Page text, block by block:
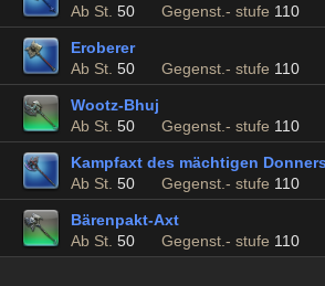
Ab St. 50 Gegenst.- stufe 110
Eroberer
Ab St. 50 Gegenst.- stufe 110
Wootz-Bhuj
Ab St. 50 Gegenst.- stufe 110
Kampfaxt des mächtigen
Ab St. 50 Gegenst.- stufe 110
Bärenpakt-Axt
Ab St. 50 Gegenst.- stufe 110